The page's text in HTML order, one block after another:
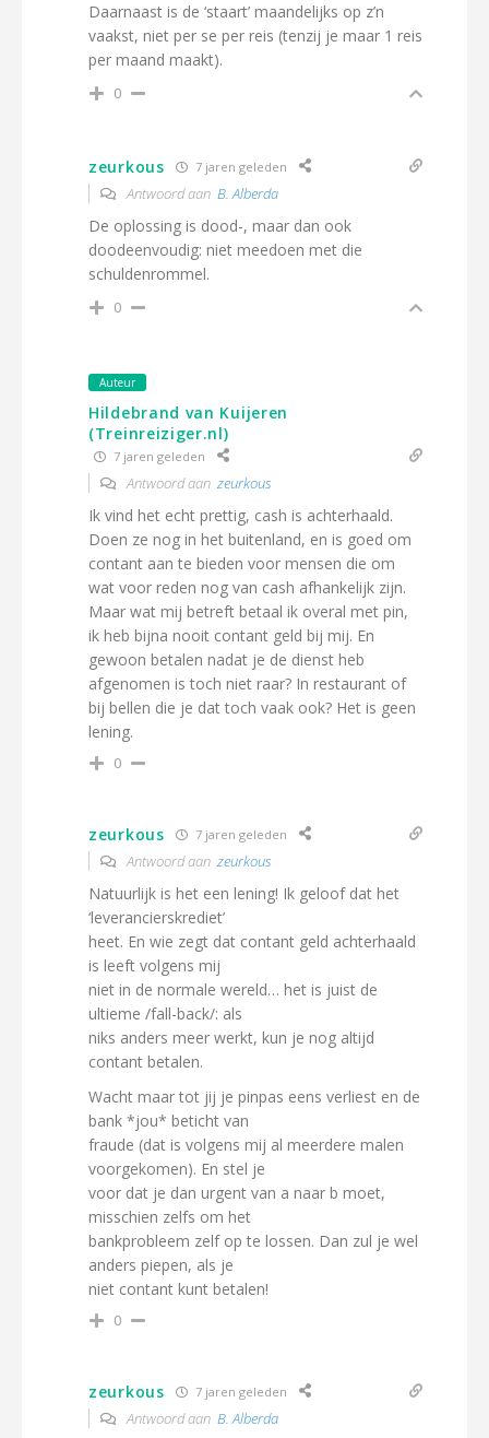
Daarnaast is de ‘staart’ maandelijks op z’n
vaakst, niet per se per reis (tenzij je maar 1 reis
per maand maakt).
0
zeurkous 7 jaren geleden
Antwoord aan B. Alberda
De oplossing is dood-, maar dan ook
doodeenvoudig: niet meedoen met die
schuldenrommel.
0
Auteur
Hildebrand van Kuijeren
(Treinreiziger.nl)
7 jaren geleden
Antwoord aan zeurkous
Ik vind het echt prettig, cash is achterhaald.
Doen ze nog in het buitenland, en is goed om
contant aan te bieden voor mensen die om
wat voor reden nog van cash afhankelijk zijn.
Maar wat mij betreft betaal ik overal met pin,
ik heb bijna nooit contant geld bij mij. En
gewoon betalen nadat je de dienst heb
afgenomen is toch niet raar? In restaurant of
bij bellen die je dat toch vaak ook? Het is geen
lening.
0
zeurkous 7 jaren geleden
Antwoord aan zeurkous
Natuurlijk is het een lening! Ik geloof dat het
‘leverancierskrediet’
heet. En wie zegt dat contant geld achterhaald
is leeft volgens mij
niet in de normale wereld… het is juist de
ultieme /fall-back/: als
niks anders meer werkt, kun je nog altijd
contant betalen.
Wacht maar tot jij je pinpas eens verliest en de
bank *jou* beticht van
fraude (dat is volgens mij al meerdere malen
voorgekomen). En stel je
voor dat je dan urgent van a naar b moet,
misschien zelfs om het
bankprobleem zelf op te lossen. Dan zul je wel
anders piepen, als je
niet contant kunt betalen!
0
zeurkous 7 jaren geleden
Antwoord aan B. Alberda